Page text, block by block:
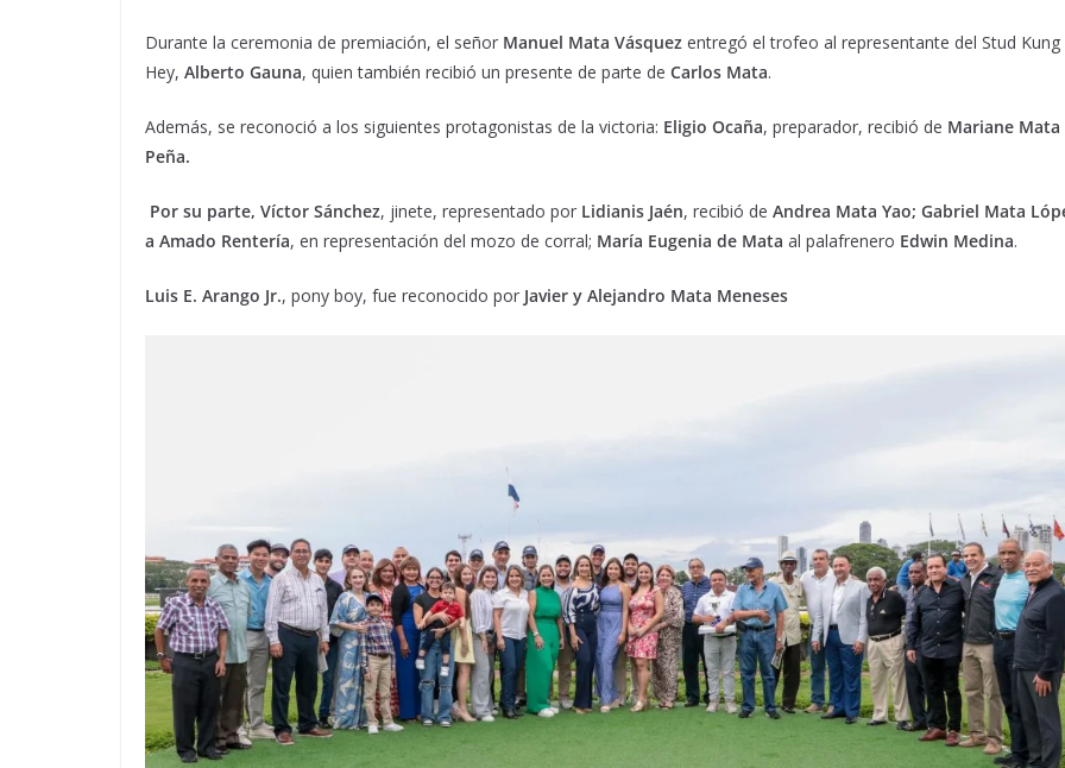
Durante la ceremonia de premiación, el señor Manuel Mata Vásquez entregó el trofeo al representante del Stud Kung
Hey, Alberto Gauna, quien también recibió un presente de parte de Carlos Mata.
Además, se reconoció a los siguientes protagonistas de la victoria: Eligio Ocaña, preparador, recibió de Mariane Mata
Peña.
Por su parte, Víctor Sánchez, jinete, representado por Lidianis Jaén, recibió de Andrea Mata Yao; Gabriel Mata
a Amado Rentería, en representación del mozo de corral; María Eugenia de Mata al palafrenero Edwin Medina.
Luis E. Arango Jr., pony boy, fue reconocido por Javier y Alejandro Mata Meneses